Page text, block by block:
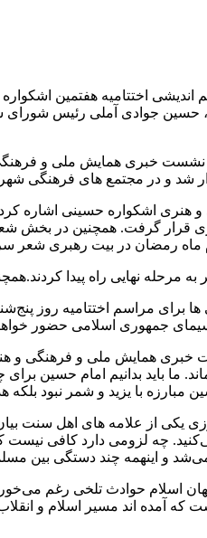
اختتامیه هفتمین
حسین جوادی آملی رئیس
نشست خبری همایش ملی و
هنری اشکواره حسینی اشاره
جمهوری اسلامی حضور
خبری همایش ملی و فرهنگی و
ما باید بدانیم امام حسین
با یزید و شمر نبود بلکه
۲۰ جلد کتاب می‌باشد گفت: روزی یکی
لزومی دارد کافی نیست که
اینهمه چند دستگی بین
که آمده اند مسیر اسلام و